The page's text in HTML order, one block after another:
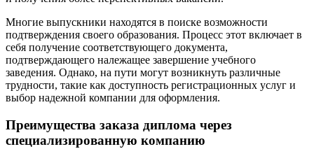
Многие выпускники находятся в поиске возможности
подтверждения своего образования. Процесс этот включает в
себя получение соответствующего документа,
подтверждающего належащее завершение учебного
заведения. Однако, на пути могут возникнуть различные
трудности, такие как доступность регистрационных услуг и
выбор надежной компании для оформления.
Преимущества заказа диплома через
специализированную компанию